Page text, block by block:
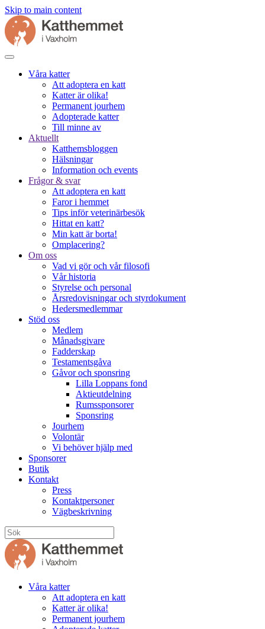
Skip to main content
Våra katter
Att adoptera en katt
Katter är olika!
Permanent jourhem
Adopterade katter
Till minne av
Aktuellt
Katthemsbloggen
Hälsningar
Information och events
Frågor & svar
Att adoptera en katt
Faror i hemmet
Tips inför veterinärbesök
Hittat en katt?
Min katt är borta!
Omplacering?
Om oss
Vad vi gör och vår filosofi
Vår historia
Styrelse och personal
Årsredovisningar och styrdokument
Hedersmedlemmar
Stöd oss
Medlem
Månadsgivare
Fadderskap
Testamentsgåva
Gåvor och sponsring
Lilla Loppans fond
Aktieutdelning
Rumssponsorer
Sponsring
Jourhem
Volontär
Vi behöver hjälp med
Sponsorer
Butik
Kontakt
Press
Kontaktpersoner
Vägbeskrivning
Våra katter
Att adoptera en katt
Katter är olika!
Permanent jourhem